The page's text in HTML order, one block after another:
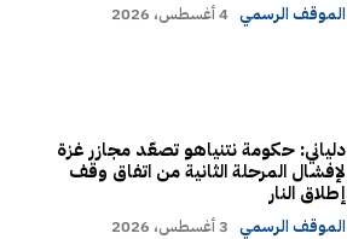
الموقف الرسمي 4 أغسطس، 2026
دلياني: حكومة نتنياهو تصعّد مجازر غزة
لإفشال المرحلة الثانية من اتفاق وقف
إطلاق النار
الموقف الرسمي 3 أغسطس، 2026